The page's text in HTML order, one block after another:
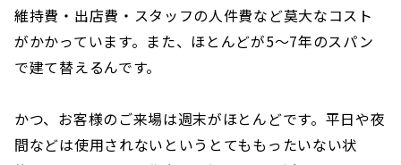
維持費・出店費・スタッフの人件費など莫大なコスト
がかかっています。また、ほとんどが5〜7年のスパン
で建て替えるんです。
かつ、お客様のご来場は週末がほとんどです。平日や夜
間などは使用されないというとてももったいない状